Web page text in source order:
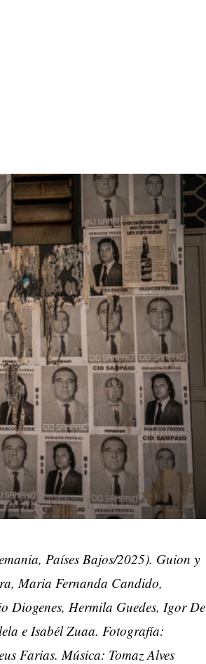
Países Bajos/2025). Guion y
Maria Fernanda Candido,
Diogenes, Hermila Guedes, Igor De
e Isabél Zuaa. Fotografía:
Farias. Música: Tomaz Alves